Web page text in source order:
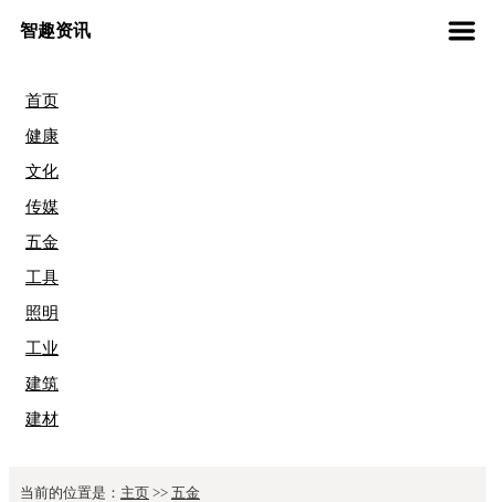
智趣资讯
首页
健康
文化
传媒
五金
工具
照明
工业
建筑
建材
当前的位置是： 主页 >> 五金